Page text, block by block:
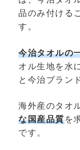
品のみ付ける
す。
今治タオルの
オル生地を水
と今治ブラン
海外産のタオ
な国産品質を
です。